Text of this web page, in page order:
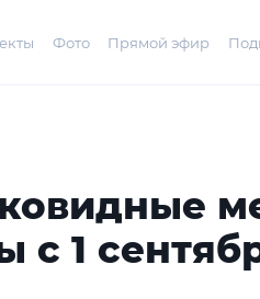
Фото Прямой эфир
1